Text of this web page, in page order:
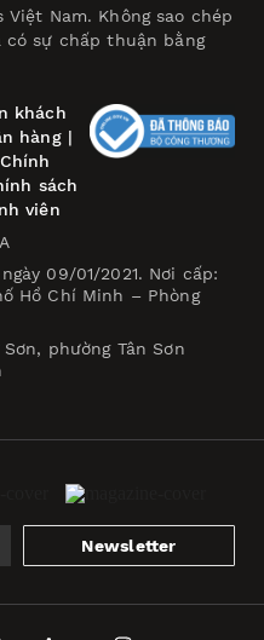
Nam. Không sao chép
sự chấp thuận bằng
khách
hàng|
Chính
sách
viên
09/01/2021. Nơi cấp:
Hồ Chí Minh – Phòng
phường Tân Sơn
Newsletter